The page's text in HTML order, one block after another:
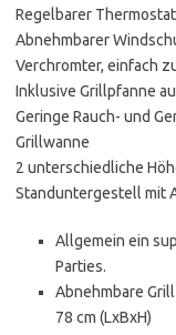
Regelbarer
Abnehmbarer
Verchromter, einfach
Inklusive Grillpfanne
Geringe Rauch- und
Grillwanne
2 unterschiedliche
Standuntergestell mit
Allgemein ein
Parties.
Abnehmbare
78 cm (LxBxH)